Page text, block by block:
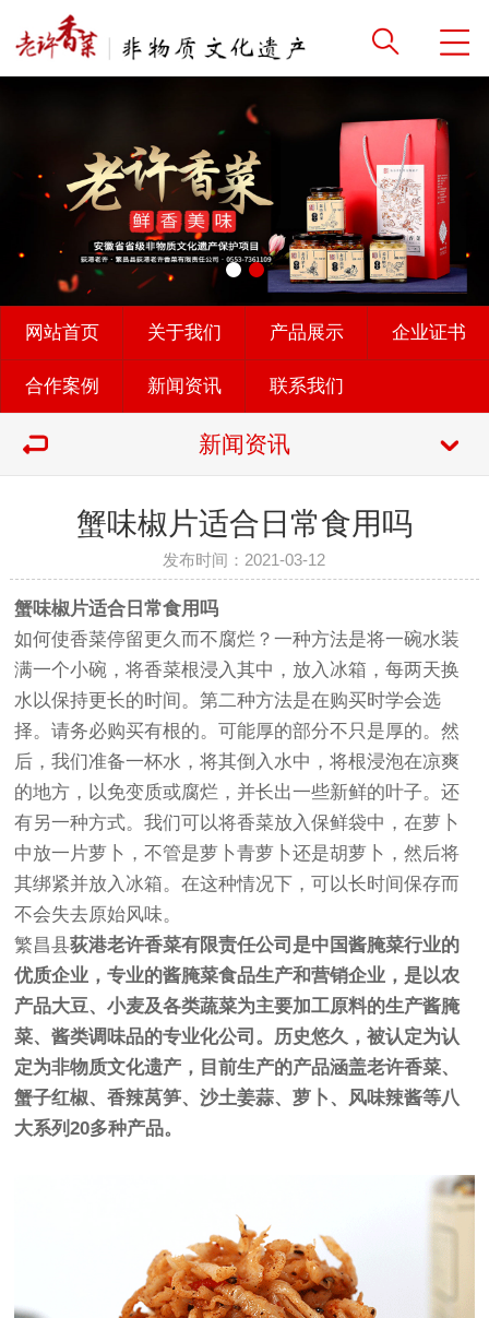
网站首页 关于我们 产品展示 企业证书
合作案例 新闻资讯 联系我们
新闻资讯
蟹味椒片适合日常食用吗
发布时间：2021-03-12
蟹味椒片适合日常食用吗
如何使香菜停留更久而不腐烂？一种方法是将一碗水装
满一个小碗，将香菜根浸入其中，放入冰箱，每两天换
水以保持更长的时间。第二种方法是在购买时学会选
择。请务必购买有根的。可能厚的部分不只是厚的。然
后，我们准备一杯水，将其倒入水中，将根浸泡在凉爽
的地方，以免变质或腐烂，并长出一些新鲜的叶子。还
有另一种方式。我们可以将香菜放入保鲜袋中，在萝卜
中放一片萝卜，不管是萝卜青萝卜还是胡萝卜，然后将
其绑紧并放入冰箱。在这种情况下，可以长时间保存而
不会失去原始风味。
繁昌县荻港老许香菜有限责任公司是中国酱腌菜行业的
优质企业，专业的酱腌菜食品生产和营销企业，是以农
产品大豆、小麦及各类蔬菜为主要加工原料的生产酱腌
菜、酱类调味品的专业化公司。历史悠久，被认定为认
定为非物质文化遗产，目前生产的产品涵盖老许香菜、
蟹子红椒、香辣莴笋、沙土姜蒜、萝卜、风味辣酱等八
大系列20多种产品。